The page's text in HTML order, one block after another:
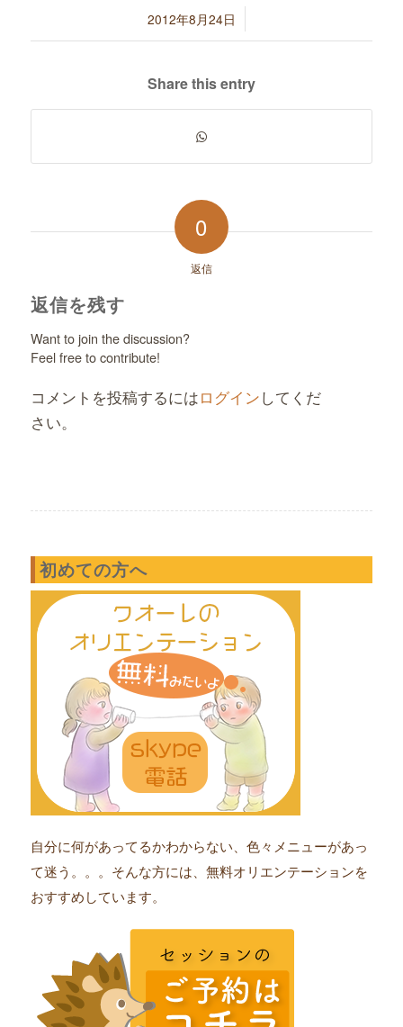
2012年8月24日
/
Share this entry
0
返信
返信を残す
Want to join the discussion?
Feel free to contribute!
コメントを投稿するにはログインしてくだ
さい。
初めての方へ
自分に何があってるかわからない、色々メニューがあっ
て迷う。。。そんな方には、無料オリエンテーションを
おすすめしています。